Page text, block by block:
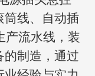
筒线、自动插
产流水线，装
的制造，通过